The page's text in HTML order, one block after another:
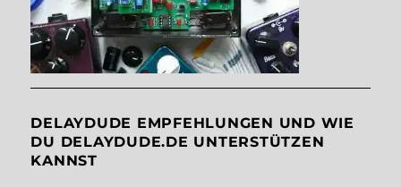
DELAYDUDE EMPFEHLUNGEN UND WIE
DU DELAYDUDE.DE UNTERSTÜTZEN
KANNST